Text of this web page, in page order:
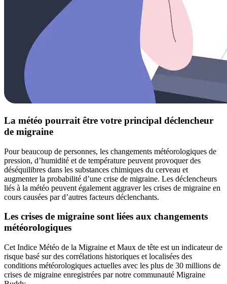
La météo pourrait être votre principal déclencheur
de migraine
Pour beaucoup de personnes, les changements météorologiques de
pression, d’humidité et de température peuvent provoquer des
déséquilibres dans les substances chimiques du cerveau et
augmenter la probabilité d’une crise de migraine. Les déclencheurs
liés à la météo peuvent également aggraver les crises de migraine en
cours causées par d’autres facteurs déclenchants.
Les crises de migraine sont liées aux changements
météorologiques
Cet Indice Météo de la Migraine et Maux de tête est un indicateur de
risque basé sur des corrélations historiques et localisées des
conditions météorologiques actuelles avec les plus de 30 millions de
crises de migraine enregistrées par notre communauté Migraine